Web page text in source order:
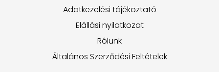
Adatkezelési tájékoztató
Elállási nyilatkozat
Rólunk
Általános Szerződési Feltételek